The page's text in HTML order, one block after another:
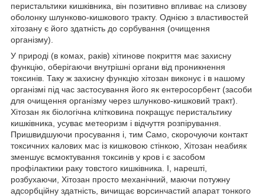
перистальтики кишківника, він позитивно впливає на слизову
оболонку шлунково-кишкового тракту. Однією з властивостей
хітозану є його здатність до сорбування (очищення
організму).
У природі (в комах, раків) хітинове покриття має захисну
функцію, оберігаючи внутрішні органи від проникнення
токсинів. Таку ж захисну функцію хітозан виконує і в нашому
організмі під час застосування його як ентеросорбент (засоби
для очищення організму через шлунково-кишковий тракт).
Хітозан як біологічна клітковина покращує перистальтику
кишківника, усуває метеоризм і відчуття розпірування.
Пришвидшуючи просування і, тим Само, скорочуючи контакт
токсичних калових мас із кишковою стінкою, Хітозан неабияк
зменшує всмоктування токсинів у кров і є засобом
профілактики раку товстого кишківника. І, нарешті,
розбухаючи, Хітозан просто механічний, маючи потужну
адсорбційну здатність, вичищає ворсинчастий апарат тонкого